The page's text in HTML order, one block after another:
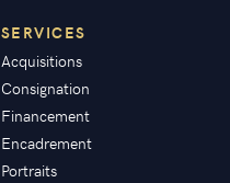
SERVICES
Acquisitions
Consignation
Financement
Encadrement
Portraits